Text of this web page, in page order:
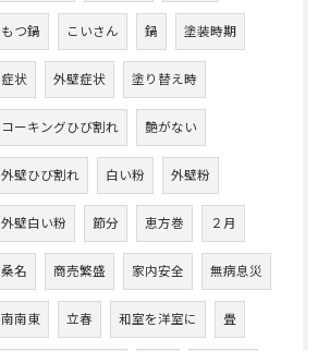
もつ鍋 こいさん 鍋 塗装時期
症状 外壁症状 塗り替え時
コーキングひび割れ 艶がない
外壁ひび割れ 白い粉 外壁粉
外壁白い粉 節分 恵方巻 ２月
桑名 商売繁盛 家内安全 無病息災
南南東 立春 和室を洋室に 畳